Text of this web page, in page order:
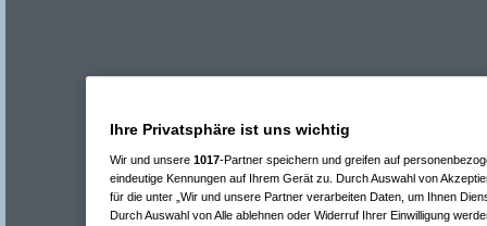
Ihre Privatsphäre ist uns wichtig
Wir und unsere 1017-Partner speichern und greifen auf
eindeutige Kennungen auf Ihrem Gerät zu. Durch Auswahl von
für die unter „Wir und unsere Partner verarbeiten Daten, um Ihnen
Durch Auswahl von Alle ablehnen oder Widerruf Ihrer Einwilligung